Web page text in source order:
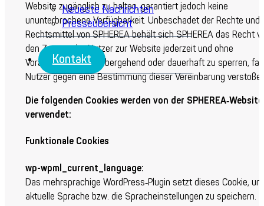
Neueste Nachrichten
Presseübersicht
Kontakt
Website zugänglich zu halten, garantiert jedoch keine
ununterbrochene Verfügbarkeit. Unbeschadet der Rechte und
Rechtsmittel von SPHEREA behält sich SPHEREA das Recht
den Zugang der Nutzer zur Website jederzeit und ohne
Vorankündigung vorübergehend oder dauerhaft zu sperren,
Nutzer gegen eine Bestimmung dieser Vereinbarung
Die folgenden Cookies werden von der SPHEREA‑Website
verwendet:
Funktionale Cookies
wp-wpml_current_language:
Das mehrsprachige WordPress‑Plugin setzt dieses Cookie,
aktuelle Sprache bzw. die Spracheinstellungen zu speichern.